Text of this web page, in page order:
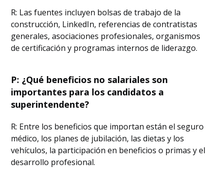
R: Las fuentes incluyen bolsas de trabajo de la
construcción, LinkedIn, referencias de contratistas
generales, asociaciones profesionales, organismos
de certificación y programas internos de liderazgo.
P: ¿Qué beneficios no salariales son
importantes para los candidatos a
superintendente?
R: Entre los beneficios que importan están el seguro
médico, los planes de jubilación, las dietas y los
vehículos, la participación en beneficios o primas y el
desarrollo profesional.